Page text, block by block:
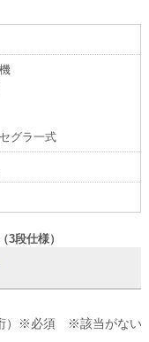
グラ一式
段仕様）